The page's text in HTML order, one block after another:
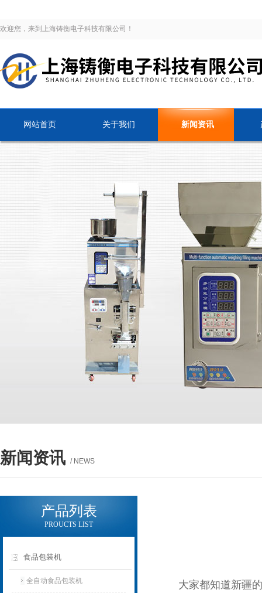
欢迎您，来到上海铸衡电子科技有限公司！
网站首页 关于我们 新闻资讯
新闻资讯 / NEWS
产品列表
PROUCTS LIST
食品包装机
全自动食品包装机
大家都知道新疆的